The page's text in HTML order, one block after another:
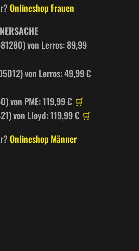
Onlineshop Frauen
von Lerros: 89,99
von Lerros: 49,99 €​
von PME: 119,99 € 🛒
von Lloyd: 119,99 € 🛒
Onlineshop Männer